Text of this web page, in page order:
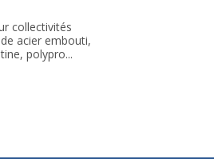
collectivités
acier embouti,
polypro...